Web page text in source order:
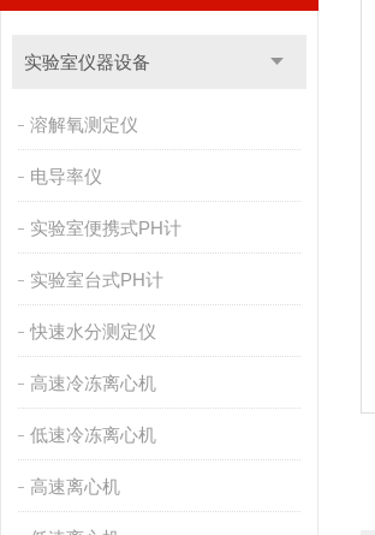
实验室仪器设备
溶解氧测定仪
电导率仪
实验室便携式PH计
实验室台式PH计
快速水分测定仪
高速冷冻离心机
低速冷冻离心机
高速离心机